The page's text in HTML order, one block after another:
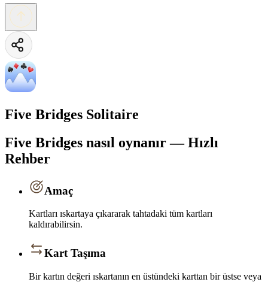
Five Bridges Solitaire
Five Bridges nasıl oynanır — Hızlı
Rehber
Amaç
Kartları ıskartaya çıkararak tahtadaki tüm kartları
kaldırabilirsin.
Kart Taşıma
Bir kartın değeri ıskartanın en üstündeki karttan bir üstse veya